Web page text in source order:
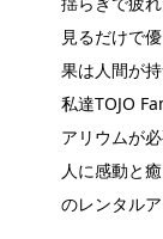
見るだけで
果は人間が
私達TOJO
アリウムが
人に感動と
のレンタル